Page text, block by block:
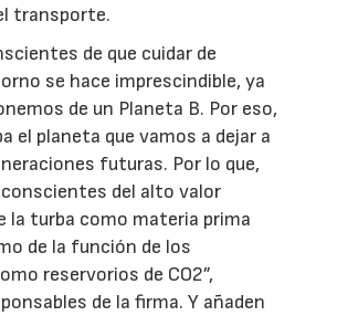
transporte.
de que cuidar de
se hace imprescindible, ya
de un Planeta B. Por eso,
el planeta que vamos a dejar a
futuras. Por lo que,
del alto valor
la turba como materia prima
de la función de los
reservorios de CO2”,
de la firma. Y añaden